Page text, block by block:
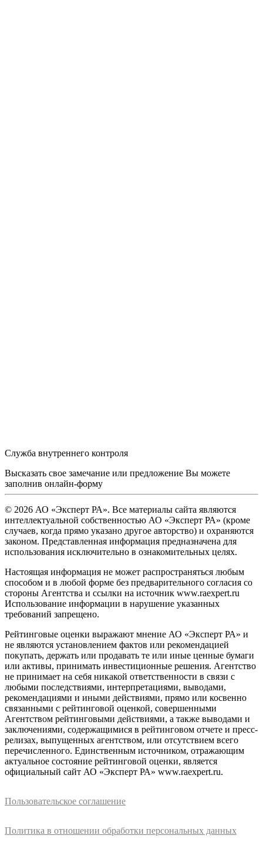
Служба внутреннего контроля
Высказать свое замечание или предложение Вы можете
заполнив онлайн-форму
© 2026 АО «Эксперт РА». Все материалы сайта являются
интеллектуальной собственностью АО «Эксперт РА» (кроме
случаев, когда прямо указано другое авторство) и охраняются
законом. Представленная информация предназначена для
использования исключительно в ознакомительных целях.
Настоящая информация не может распространяться любым
способом и в любой форме без предварительного согласия со
стороны Агентства и ссылки на источник www.raexpert.ru
Использование информации в нарушение указанных
требований запрещено.
Рейтинговые оценки выражают мнение АО «Эксперт РА» и
не являются установлением фактов или рекомендацией
покупать, держать или продавать те или иные ценные бумаги
или активы, принимать инвестиционные решения. Агентство
не принимает на себя никакой ответственности в связи с
любыми последствиями, интерпретациями, выводами,
рекомендациями и иными действиями, прямо или косвенно
связанными с рейтинговой оценкой, совершенными
Агентством рейтинговыми действиями, а также выводами и
заключениями, содержащимися в рейтинговом отчете и пресс-
релизах, выпущенных агентством, или отсутствием всего
перечисленного. Единственным источником, отражающим
актуальное состояние рейтинговой оценки, является
официальный сайт АО «Эксперт РА» www.raexpert.ru.
Пользовательское соглашение
Политика в отношении обработки персональных данных